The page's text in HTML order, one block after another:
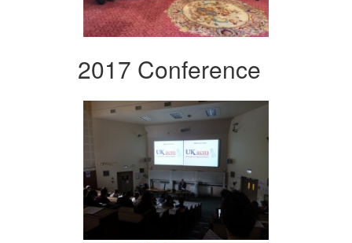
2017 Conference